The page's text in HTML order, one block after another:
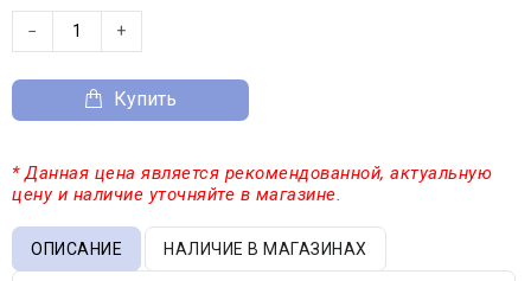
− +
Купить
* Данная цена является рекомендованной, актуальную
цену и наличие уточняйте в магазине.
ОПИСАНИЕ НАЛИЧИЕ В МАГАЗИНАХ